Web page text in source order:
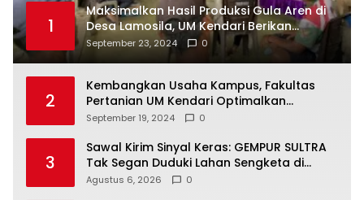
1
Maksimalkan Hasil Produksi Gula Aren di
Desa Lamosila, UM Kendari Berikan
Bantuan Alat Produksi Modern
September 23, 2024 0
2
Kembangkan Usaha Kampus, Fakultas
Pertanian UM Kendari Optimalkan
Laboratorium Lapangan Agribisnis
September 19, 2024 0
3
Sawal Kirim Sinyal Keras: GEMPUR SULTRA
Tak Segan Duduki Lahan Sengketa di
Puuwatu
Agustus 6, 2026 0